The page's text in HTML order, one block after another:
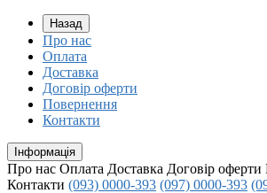
Назад
Про нас
Оплата
Доставка
Договір оферти
Повернення
Контакти
Інформація
Про нас Оплата Доставка Договір оферти
Контакти (093) 0000-393 (097) 0000-393